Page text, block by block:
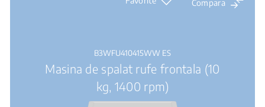
Compara
B3WFU410415WW ES
Masina de spalat rufe frontala (10
kg, 1400 rpm)